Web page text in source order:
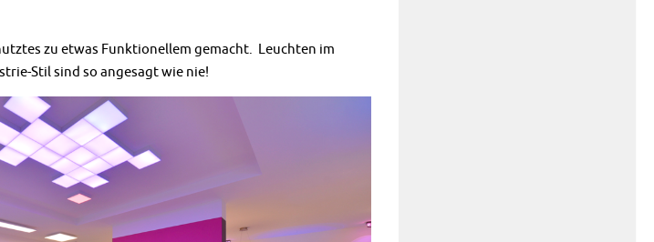
zu etwas Funktionellem gemacht. Leuchten im
Stil sind so angesagt wie nie!